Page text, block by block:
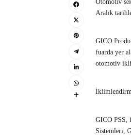
Otomotiv
Aralık
GICO
fuarda yer
otomotiv
GICO PSS,
Sistemleri,